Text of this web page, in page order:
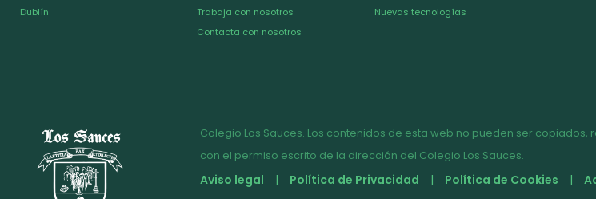
Dublín
Trabaja con nosotros
Contacta con nosotros
Nuevas tecnologías
Colegio Los Sauces. Los contenidos de esta web no pueden ser
con el permiso escrito de la dirección del Colegio Los Sauces.
Aviso legal Política de Privacidad Política de Cookies